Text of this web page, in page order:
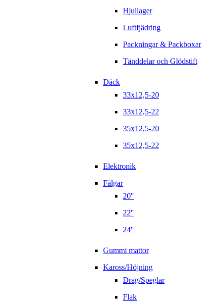
Hjullager
Luftfjädring
Packningar & Packboxar
Tänddelar och Glödstift
Däck
33x12,5-20
33x12,5-22
35x12,5-20
35x12,5-22
Elektronik
Fälgar
20''
22''
24''
Gummi mattor
Kaross/Höjning
Drag/Speglar
Flak